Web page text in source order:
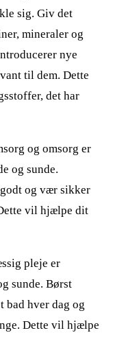
sig. Giv det
mineraler og
nye
til dem. Dette
det har
og omsorg er
og sunde.
og vær sikker
vil hjælpe dit
pleje er
sunde. Børst
bad hver dag og
Dette vil hjælpe